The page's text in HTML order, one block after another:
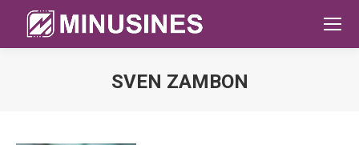
SVEN ZAMBON